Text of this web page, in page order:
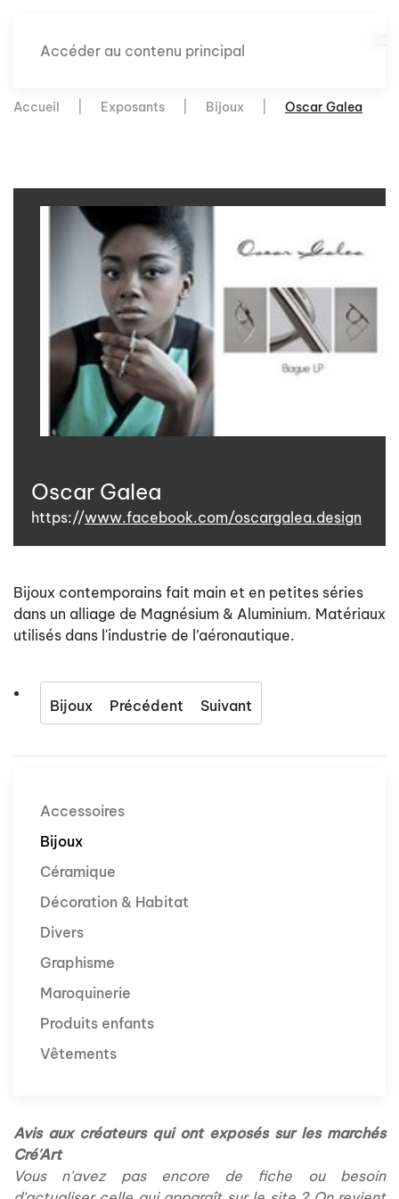
Accéder au contenu principal
Accueil Exposants Bijoux Oscar Galea
Oscar Galea
https://www.facebook.com/oscargalea.design
Bijoux contemporains fait main et en petites séries
dans un alliage de Magnésium & Aluminium. Matériaux
utilisés dans l'industrie de l’aéronautique.
Bijoux Précédent Suivant
Accessoires
Bijoux
Céramique
Décoration & Habitat
Divers
Graphisme
Maroquinerie
Produits enfants
Vêtements
Avis aux créateurs qui ont exposés sur les marchés
Cré'Art
Vous n'avez pas encore de fiche ou besoin